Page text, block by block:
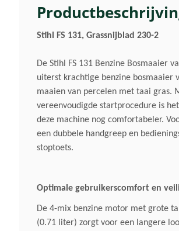
Stihl FS 131, Grassnijblad 230-2
De Stihl FS 131 Benzine Bosmaaier
uiterst krachtige benzine bosmaaier
maaien van percelen met taai gras.
vereenvoudigde startprocedure is
deze machine nog comfortabeler.
een dubbele handgreep en
stoptoets.
Optimale gebruikerscomfort en
De 4-mix benzine motor met grote
(0.71 liter) zorgt voor een langere
1,4 KW/1,90 Pk
Geluidsverm. Niveau Lwa
97 DB(A) 3)
Gewicht (droog)
5,8 Kg 1)
Maaibreedte
Gemakkelijk Via Startkoord